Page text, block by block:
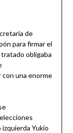
de
para firmar el
tratado obligaba
una enorme
Yukio